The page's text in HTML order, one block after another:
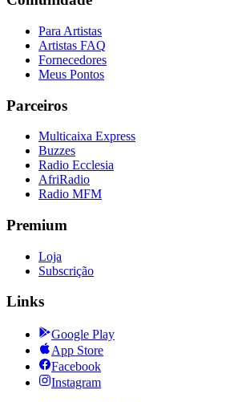
Para Artistas
Artistas FAQ
Fornecedores
Meus Pontos
Parceiros
Multicaixa Express
Buzzes
Radio Ecclesia
AfriRadio
Radio MFM
Premium
Loja
Subscrição
Links
Google Play
App Store
Facebook
Instagram